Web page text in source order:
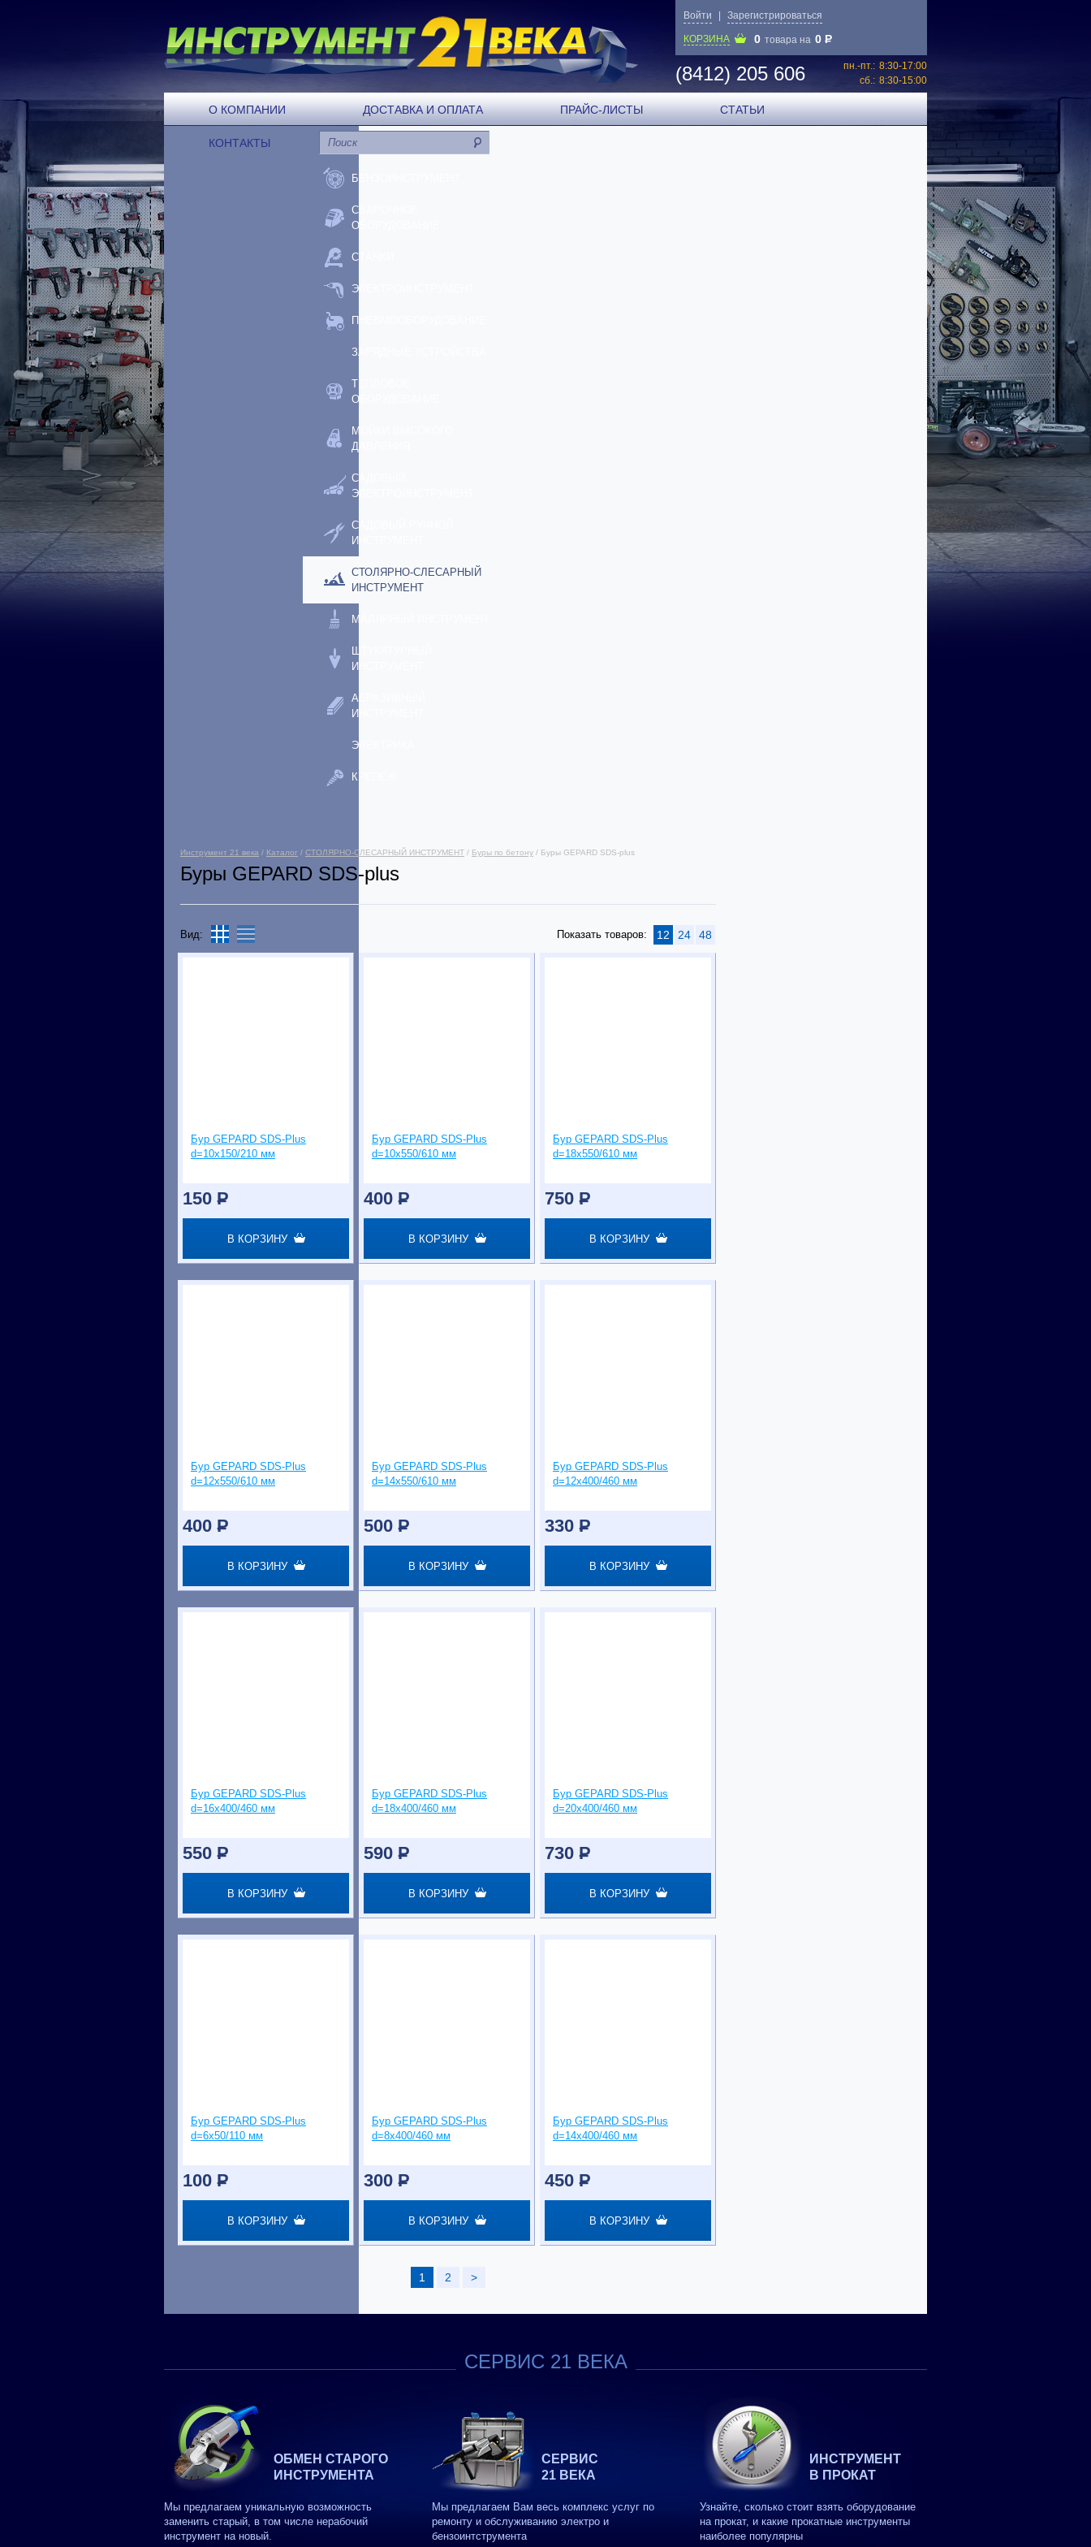
Войти Зарегистрироваться
КОРЗИНА 0 товара на 0 P
(8412) 205 606 пн.-пт.: 8:30-17:00
сб.: 8:30-15:00
О КОМПАНИИ ДОСТАВКА И ОПЛАТА ПРАЙС-ЛИСТЫ СТАТЬИ
КОНТАКТЫ
БЕНЗОИНСТРУМЕНТ
СВАРОЧНОЕ
ОБОРУДОВАНИЕ
СТАНКИ
ЭЛЕКТРОИНСТРУМЕНТ
ПНЕВМООБОРУДОВАНИЕ
ЗАРЯДНЫЕ УСТРОЙСТВА
ТЕПЛОВОЕ
ОБОРУДОВАНИЕ
МОЙКИ ВЫСОКОГО
ДАВЛЕНИЯ
САДОВЫЙ
ЭЛЕКТРОИНСТРУМЕНТ
САДОВЫЙ РУЧНОЙ
ИНСТРУМЕНТ
СТОЛЯРНО-СЛЕСАРНЫЙ
ИНСТРУМЕНТ
МАЛЯРНЫЙ ИНСТРУМЕНТ
ШТУКАТУРНЫЙ
ИНСТРУМЕНТ
АБРАЗИВНЫЙ
ИНСТРУМЕНТ
ЭЛЕКТРИКА
КРЕПЕЖ
Инструмент 21 века / Каталог / СТОЛЯРНО-СЛЕСАРНЫЙ ИНСТРУМЕНТ / Буры по бетону / Буры GEPARD SDS-plus
Буры GEPARD SDS-plus
Вид: Показать товаров: 12 24 48
Бур GEPARD SDS-Plus
d=10х150/210 мм
150 P
В КОРЗИНУ
Бур GEPARD SDS-Plus
d=10х550/610 мм
400 P
В КОРЗИНУ
Бур GEPARD SDS-Plus
d=18х550/610 мм
750 P
В КОРЗИНУ
Бур GEPARD SDS-Plus
d=12х550/610 мм
400 P
В КОРЗИНУ
Бур GEPARD SDS-Plus
d=14х550/610 мм
500 P
В КОРЗИНУ
Бур GEPARD SDS-Plus
d=12х400/460 мм
330 P
В КОРЗИНУ
Бур GEPARD SDS-Plus
d=16х400/460 мм
550 P
В КОРЗИНУ
Бур GEPARD SDS-Plus
d=18х400/460 мм
590 P
В КОРЗИНУ
Бур GEPARD SDS-Plus
d=20х400/460 мм
730 P
В КОРЗИНУ
Бур GEPARD SDS-Plus
d=6х50/110 мм
100 P
В КОРЗИНУ
Бур GEPARD SDS-Plus
d=8х400/460 мм
300 P
В КОРЗИНУ
Бур GEPARD SDS-Plus
d=14х400/460 мм
450 P
В КОРЗИНУ
1 2 >
СЕРВИС 21 ВЕКА
ОБМЕН СТАРОГО
ИНСТРУМЕНТА
Мы предлагаем уникальную возможность
заменить старый, в том числе нерабочий
инструмент на новый.
СЕРВИС
21 ВЕКА
Мы предлагаем Вам весь комплекс услуг по
ремонту и обслуживанию электро и
бензоинтструмента
ИНСТРУМЕНТ
В ПРОКАТ
Узнайте, сколько стоит взять оборудование
на прокат, и какие прокатные инструменты
наиболее популярны